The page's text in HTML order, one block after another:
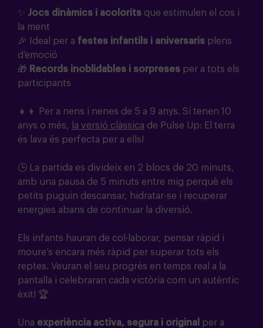
✨ Jocs dinàmics i acolorits que estimulen el cos i
la ment
🎉 Ideal per a festes infantils i aniversaris plens
d’emoció
🎁 Records inoblidables i sorpreses per a tots els
participants
👧👦 Per a nens i nenes de 5 a 9 anys. Si tenen 10
anys o més,
la versió clàssica de Pulse Up: El terra
és lava és perfecta per a ells!
🕒 La partida es divideix en 2 blocs de 20 minuts,
amb una pausa de 5 minuts entre mig perquè els
petits puguin descansar, hidratar-se i recuperar
energies abans de continuar la diversió.
Els infants hauran de col·laborar, pensar ràpid i
moure’s encara més ràpid per superar tots els
reptes. Veuran el seu progrés en temps real a la
pantalla i celebraran cada victòria com un autèntic
èxit! 🏆
Una experiència activa, segura i original
per a